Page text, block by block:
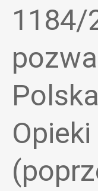
1184/
Opieki